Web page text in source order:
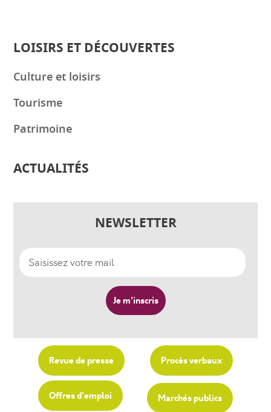
LOISIRS ET DÉCOUVERTES
Culture et loisirs
Tourisme
Patrimoine
ACTUALITÉS
NEWSLETTER
Revue de presse Procès verbaux
Offres d'emploi Marchés publics